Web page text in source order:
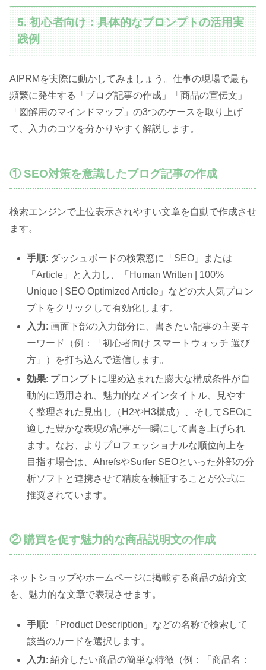
5. 初心者向け：具体的なプロンプトの活用実
践例
AIPRMを実際に動かしてみましょう。仕事の現場で最も
頻繁に発生する「ブログ記事の作成」「商品の宣伝文」
「図解用のマインドマップ」の3つのケースを取り上げ
て、入力のコツを分かりやすく解説します。
① SEO対策を意識したブログ記事の作成
検索エンジンで上位表示されやすい文章を自動で作成させ
ます。
手順: ダッシュボードの検索窓に「SEO」または
「Article」と入力し、「Human Written | 100%
Unique | SEO Optimized Article」などの大人気プロン
プトをクリックして有効化します。
入力: 画面下部の入力部分に、書きたい記事の主要キ
ーワード（例：「初心者向け スマートウォッチ 選び
方」）を打ち込んで送信します。
効果: プロンプトに埋め込まれた膨大な構成条件が自
動的に適用され、魅力的なメインタイトル、見やす
く整理された見出し（H2やH3構成）、そしてSEOに
適した豊かな表現の記事が一瞬にして書き上げられ
ます。なお、よりプロフェッショナルな順位向上を
目指す場合は、AhrefsやSurfer SEOといった外部の分
析ソフトと連携させて精度を検証することが公式に
推奨されています。
② 購買を促す魅力的な商品説明文の作成
ネットショップやホームページに掲載する商品の紹介文
を、魅力的な文章で表現させます。
手順: 「Product Description」などの名称で検索して
該当のカードを選択します。
入力: 紹介したい商品の簡単な特徴（例：「商品名：